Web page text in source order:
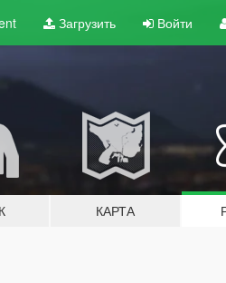
Загрузить Войти
КАРТА